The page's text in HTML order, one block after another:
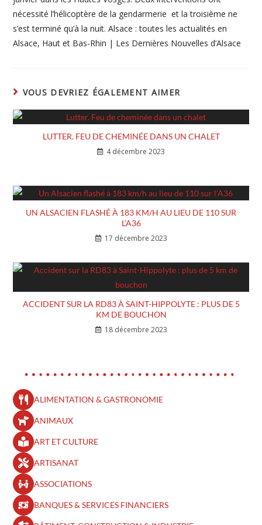
nécessité l’hélicoptère de la gendarmerie et la troisième ne
s’est terminé qu’à la nuit. Alsace : toutes les actualités en
Alsace, Haut et Bas-Rhin | Les Dernières Nouvelles d’Alsace
VOUS DEVRIEZ ÉGALEMENT AIMER
LUTTER. FEU DE CHEMINÉE DANS UN CHALET
4 décembre 2023
UN ALSACIEN FLASHÉ À 183 KM/H AU LIEU DE 110 SUR
L’A36
17 décembre 2023
ACCIDENT SUR LA RD83 À SAINT-HIPPOLYTE : PLUS DE 5
KM DE BOUCHON
18 décembre 2023
ALIMENTATION & GASTRONOMIE
ANIMAUX
ART ET CULTURE
ARTISANAT
ASSOCIATIONS
BANQUES & SERVICES FINANCIERS